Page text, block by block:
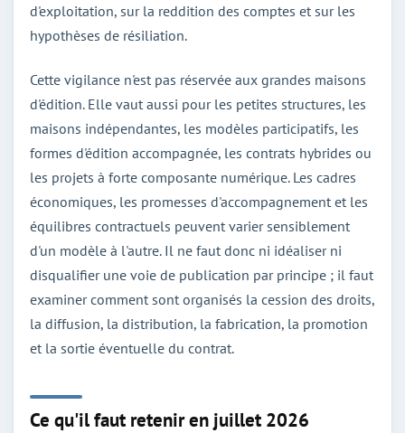
d'exploitation, sur la reddition des comptes et sur les
hypothèses de résiliation.
Cette vigilance n'est pas réservée aux grandes maisons
d'édition. Elle vaut aussi pour les petites structures, les
maisons indépendantes, les modèles participatifs, les
formes d'édition accompagnée, les contrats hybrides ou
les projets à forte composante numérique. Les cadres
économiques, les promesses d'accompagnement et les
équilibres contractuels peuvent varier sensiblement
d'un modèle à l'autre. Il ne faut donc ni idéaliser ni
disqualifier une voie de publication par principe ; il faut
examiner comment sont organisés la cession des droits,
la diffusion, la distribution, la fabrication, la promotion
et la sortie éventuelle du contrat.
Ce qu'il faut retenir en juillet 2026